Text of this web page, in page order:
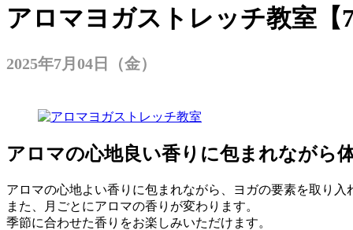
アロマヨガストレッチ教室【
2025年7月04日（金）
アロマの心地良い香りに包まれながら
アロマの心地よい香りに包まれながら、ヨガの要素を取り
また、月ごとにアロマの香りが変わります。
季節に合わせた香りをお楽しみいただけます。